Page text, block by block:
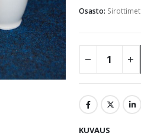
Osasto: Sirottimet
KUVAUS